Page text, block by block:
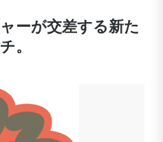
ーが交差する新た
。